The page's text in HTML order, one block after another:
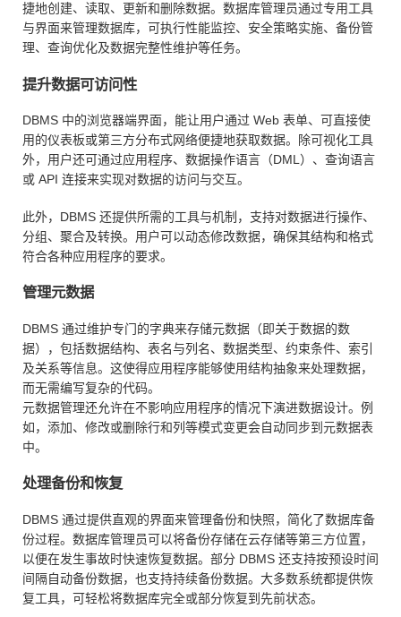
捷地创建、读取、更新和删除数据。数据库管理员通过专用工具
与界面来管理数据库，可执行性能监控、安全策略实施、备份管
理、查询优化及数据完整性维护等任务。
提升数据可访问性
DBMS 中的浏览器端界面，能让用户通过 Web 表单、可直接使
用的仪表板或第三方分布式网络便捷地获取数据。除可视化工具
外，用户还可通过应用程序、数据操作语言（DML）、查询语言
或 API 连接来实现对数据的访问与交互。
此外，DBMS 还提供所需的工具与机制，支持对数据进行操作、
分组、聚合及转换。用户可以动态修改数据，确保其结构和格式
符合各种应用程序的要求。
管理元数据
DBMS 通过维护专门的字典来存储元数据（即关于数据的数
据），包括数据结构、表名与列名、数据类型、约束条件、索引
及关系等信息。这使得应用程序能够使用结构抽象来处理数据，
而无需编写复杂的代码。
元数据管理还允许在不影响应用程序的情况下演进数据设计。例
如，添加、修改或删除行和列等模式变更会自动同步到元数据表
中。
处理备份和恢复
DBMS 通过提供直观的界面来管理备份和快照，简化了数据库备
份过程。数据库管理员可以将备份存储在云存储等第三方位置，
以便在发生事故时快速恢复数据。部分 DBMS 还支持按预设时间
间隔自动备份数据，也支持持续备份数据。大多数系统都提供恢
复工具，可轻松将数据库完全或部分恢复到先前状态。